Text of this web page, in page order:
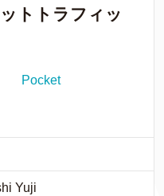
トトラフィッ
Pocket
Yuji